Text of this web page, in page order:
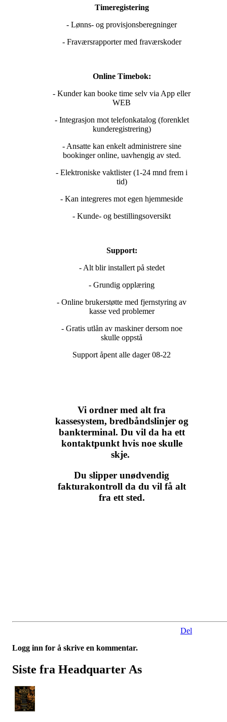
Timeregistering
- Lønns- og provisjonsberegninger
- Fraværsrapporter med fraværskoder
Online Timebok:
- Kunder kan booke time selv via App eller
WEB
- Integrasjon mot telefonkatalog (forenklet
kunderegistrering)
- Ansatte kan enkelt administrere sine
bookinger online, uavhengig av sted.
- Elektroniske vaktlister (1-24 mnd frem i
tid)
- Kan integreres mot egen hjemmeside
- Kunde- og bestillingsoversikt
Support:
- Alt blir installert på stedet
- Grundig opplæring
- Online brukerstøtte med fjernstyring av
kasse ved problemer
- Gratis utlån av maskiner dersom noe
skulle oppstå
Support åpent alle dager 08-22
Vi ordner med alt fra
kassesystem, bredbåndslinjer og
bankterminal. Du vil da ha ett
kontaktpunkt hvis noe skulle
skje.
Du slipper unødvendig
fakturakontroll da du vil få alt
fra ett sted.
Del
Logg inn for å skrive en kommentar.
Siste fra Headquarter As